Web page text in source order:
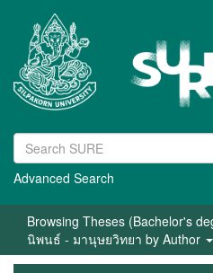
Advanced Search
Browsing Theses (Bachelor's
นิพนธ์ - มานุษยวิทยา by Author